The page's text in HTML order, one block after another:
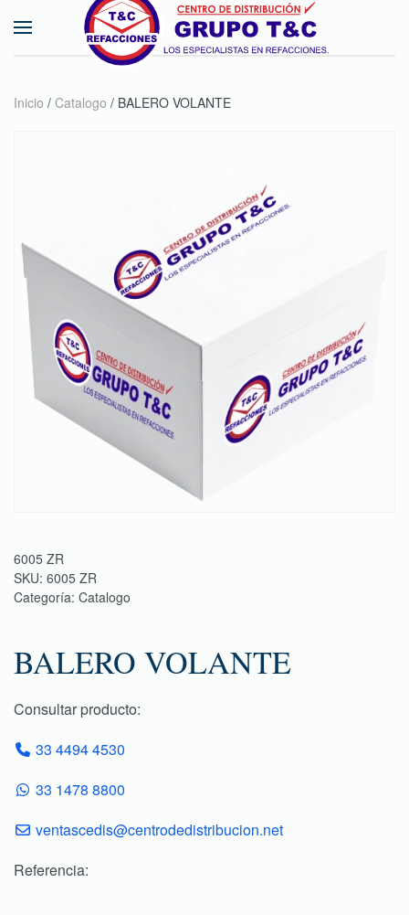
Skip to main content
Inicio / Catalogo / BALERO VOLANTE
6005 ZR
SKU: 6005 ZR
Categoría: Catalogo
BALERO VOLANTE
Consultar producto:
33 4494 4530
33 1478 8800
ventascedis@centrodedistribucion.net
Referencia: